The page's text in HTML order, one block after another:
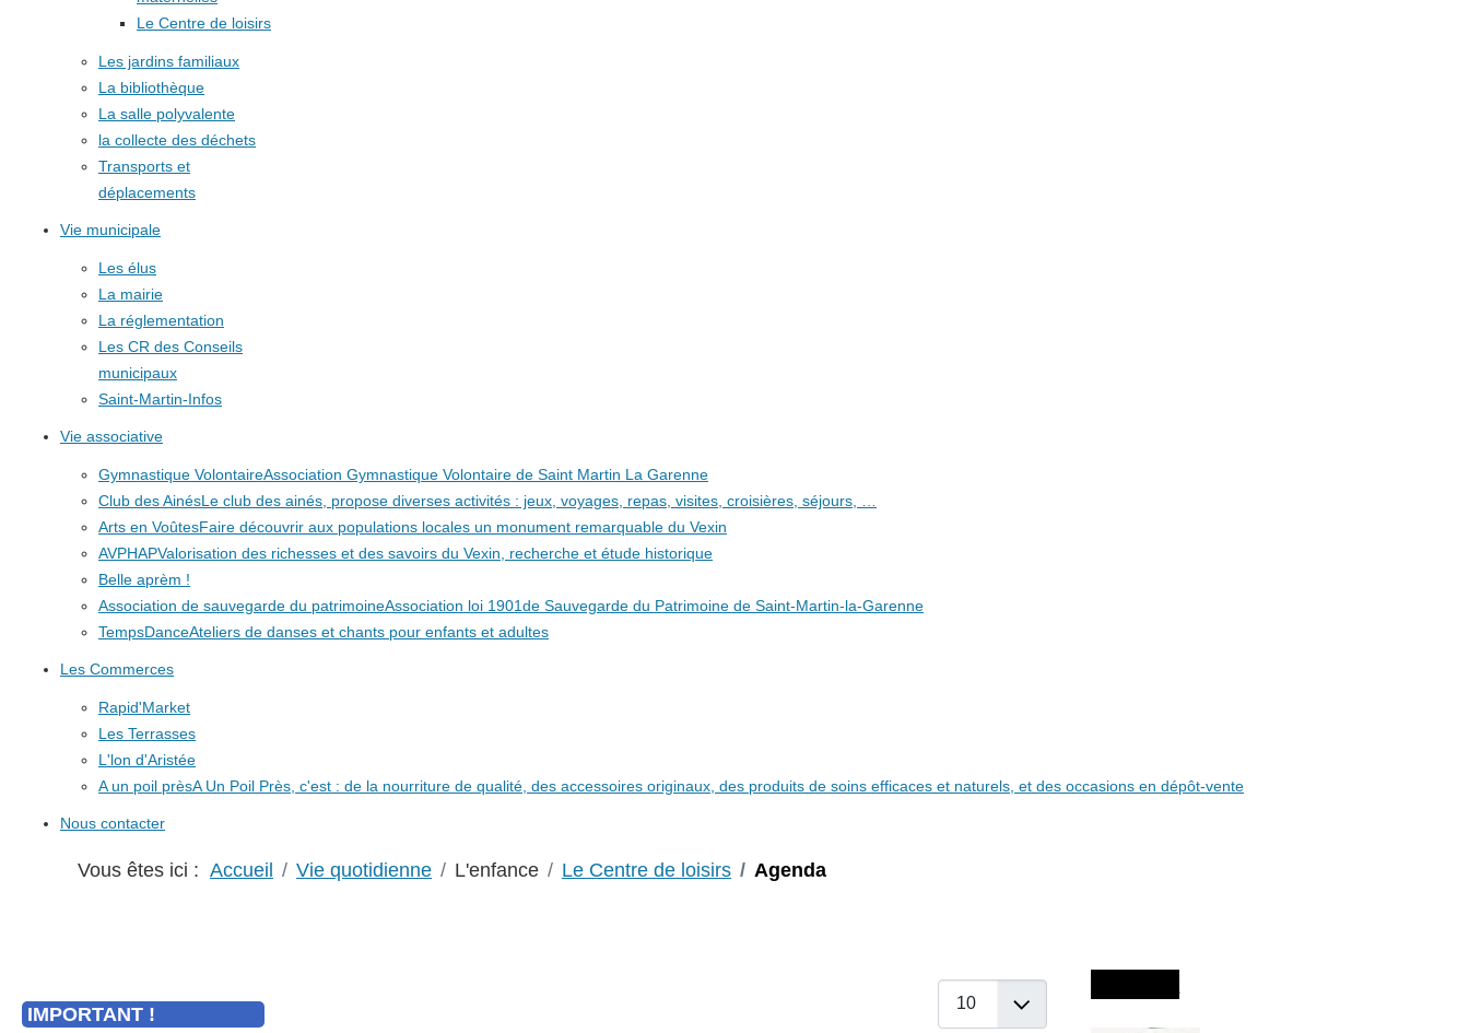
Le Centre de loisirs
Les jardins familiaux
La bibliothèque
La salle polyvalente
la collecte des déchets
Transports et
déplacements
Vie municipale
Les élus
La mairie
La réglementation
Les CR des Conseils
municipaux
Saint-Martin-Infos
Vie associative
Gymnastique VolontaireAssociation Gymnastique Volontaire de Saint Martin La Garenne
Club des AinésLe club des ainés, propose diverses activités : jeux, voyages, repas, visites, croisières, séjours, …
Arts en VoûtesFaire découvrir aux populations locales un monument remarquable du Vexin
AVPHAPValorisation des richesses et des savoirs du Vexin, recherche et étude historique
Belle aprèm !
Association de sauvegarde du patrimoineAssociation loi 1901de Sauvegarde du Patrimoine de Saint-Martin-la-Garenne
TempsDanceAteliers de danses et chants pour enfants et adultes
Les Commerces
Rapid'Market
Les Terrasses
L'lon d'Aristée
A un poil prèsA Un Poil Près, c'est : de la nourriture de qualité, des accessoires originaux, des produits de soins efficaces et naturels, et des occasions en dépôt-vente
Nous contacter
Vous êtes ici : Accueil Vie quotidienne L'enfance Le Centre de loisirs Agenda
IMPORTANT !